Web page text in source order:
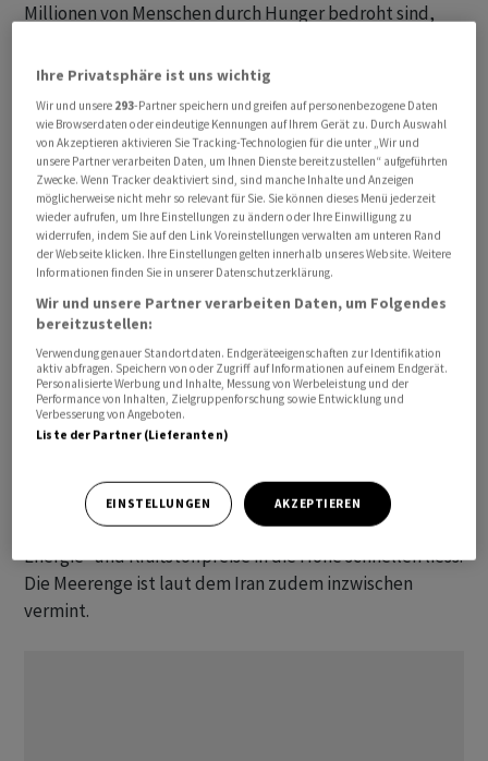
Millionen von Menschen durch Hunger bedroht sind,
blockiert», warnte die Aussenministerin. Der weltweite
Handel etwa mit Düngemitteln und Heizöl sei
weitgehend zum Erliegen gekommen, «der Globale
Süden bezahlt den höchsten Preis».
Dies könne sich erheblich auf Ernteerträge und dadurch
die Preise von Lebensmitteln auswirken, so Cooper. «Wir
müssen den Risiken zuvorkommen und dürfen nicht
abwarten, bis sich das Leid vor unseren Augen
entfaltet».
Die Strasse von Hormus gilt seit Beginn der israelisch-
amerikanischen Angriffe auf den Iran als de facto
blockiert. Teherans Streitkräfte hatten kurz nach
Kriegsbeginn die Kontrolle über die für den
Drohungen, Kontrollen und Angriffe auf Schiffe kam der
Verkehr in der Meerenge weitgehend zum Erliegen, was
Energie- und Kraftstoffpreise in die Höhe schnellen liess.
Die Meerenge ist laut dem Iran zudem inzwischen
vermint.
Ihre Privatsphäre ist uns wichtig
Wir und unsere 293-Partner speichern und greifen auf personenbezogene Daten
wie Browserdaten oder eindeutige Kennungen auf Ihrem Gerät zu. Durch Auswahl
von Akzeptieren aktivieren Sie Tracking-Technologien für die unter „Wir und
unsere Partner verarbeiten Daten, um Ihnen Dienste bereitzustellen“ aufgeführten
Zwecke. Wenn Tracker deaktiviert sind, sind manche Inhalte und Anzeigen
möglicherweise nicht mehr so relevant für Sie. Sie können dieses Menü jederzeit
wieder aufrufen, um Ihre Einstellungen zu ändern oder Ihre Einwilligung zu
widerrufen, indem Sie auf den Link Voreinstellungen verwalten am unteren Rand
der Webseite klicken. Ihre Einstellungen gelten innerhalb unseres Website. Weitere
Informationen finden Sie in unserer Datenschutzerklärung.
Wir und unsere Partner verarbeiten Daten, um Folgendes
bereitzustellen:
Verwendung genauer Standortdaten. Endgeräteeigenschaften zur Identifikation
aktiv abfragen. Speichern von oder Zugriff auf Informationen auf einem Endgerät.
Personalisierte Werbung und Inhalte, Messung von Werbeleistung und der
Performance von Inhalten, Zielgruppenforschung sowie Entwicklung und
Verbesserung von Angeboten.
Liste der Partner (Lieferanten)
EINSTELLUNGEN AKZEPTIEREN